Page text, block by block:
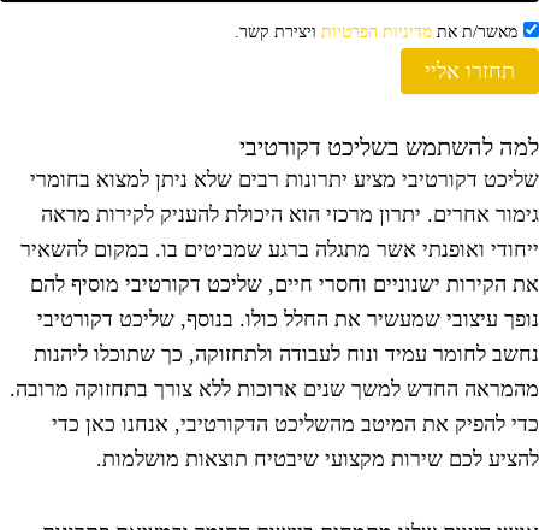
מאשר/ת אתמדיניות הפרטיותויצירת קשר.
תחזרו אליי
להשתמש בשליכט דקורטיבי
דקורטיבי מציע יתרונות רבים שלא ניתן למצוא בחומרי
אחרים. יתרון מרכזי הוא היכולת להעניק לקירות מראה
ואופנתי אשר מתגלה ברגע שמביטים בו. במקום להשאיר
הקירות ישנוניים וחסרי חיים, שליכט דקורטיבי מוסיף להם
עיצובי שמעשיר את החלל כולו. בנוסף, שליכט דקורטיבי
לחומר עמיד ונוח לעבודה ולתחזוקה, כך שתוכלו ליהנות
החדש למשך שנים ארוכות ללא צורך בתחזוקה מרובה.
להפיק את המיטב מהשליכט הדקורטיבי, אנחנו כאן כדי
לכם שירות מקצועי שיבטיח תוצאות מושלמות.